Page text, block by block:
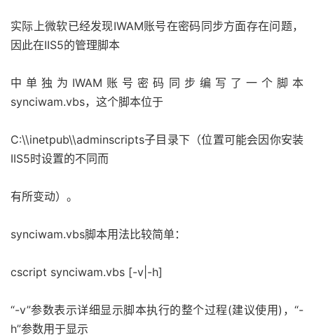
实际上微软已经发现IWAM账号在密码同步方面存在问题，
因此在IIS5的管理脚本
中单独为IWAM账号密码同步编写了一个脚本
synciwam.vbs，这个脚本位于
C:\\inetpub\\adminscripts子目录下（位置可能会因你安装
IIS5时设置的不同而
有所变动）。
synciwam.vbs脚本用法比较简单：
cscript synciwam.vbs [-v|-h]
“-v”参数表示详细显示脚本执行的整个过程(建议使用)，“-
h”参数用于显示